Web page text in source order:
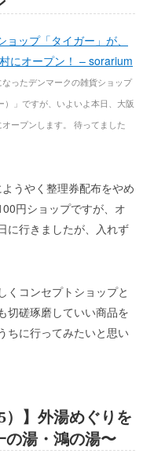
ップ「タイガー」が、
にオープン！ – sorarium
ったデンマークの雑貨ショップ
）」ですが、いよいよ本日、大阪
ープンします。 待ってました
うやく整理券配布をやめ
円ショップですが、オ
に行きましたが、入れず
くコンセプトショップと
切磋琢磨していい商品を
ちに行ってみたいと思い
）】外湯めぐりを
の湯・鴻の湯〜